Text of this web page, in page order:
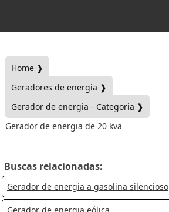
Home ❱
Geradores de energia ❱
Gerador de energia - Categoria ❱
Gerador de energia de 20 kva
Buscas relacionadas:
Gerador de energia a gasolina silencioso